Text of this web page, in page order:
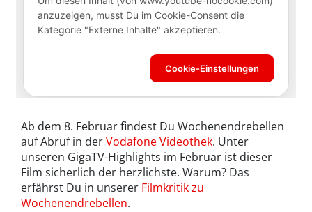
Ab dem 8. Februar findest Du Wochenendrebellen
auf Abruf in derVodafone Videothek. Unter
unseren GigaTV-Highlights im Februar ist dieser
Film sicherlich der herzlichste. Warum? Das
erfährst Du in unserer Filmkritik zu
Wochenendrebellen.